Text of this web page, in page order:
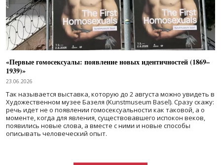
«Первые гомосексуалы: появление новых идентичностей (1869–
1939)»
23.06.2026
Так называется выставка, которую до 2 августа можно увидеть в
Художественном музее Базеля (Kunstmuseum Basel). Сразу скажу:
речь идет не о появлении гомосексуальности как таковой, а о
моменте, когда для явления, существовавшего испокон веков,
появились новые слова, а вместе с ними и новые способы
описывать человеческий опыт.